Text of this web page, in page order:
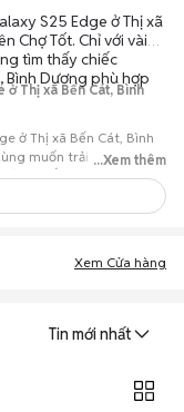
S25 Edge ở Thị xã
Chợ Tốt. Chỉ với vài
tìm thấy chiếc
Bình Dương phù hợp
ở Thị xã Bến Cát, Bình
ở Thị xã Bến Cát, Bình
muốn trải nghiệm
ra mắt.
Galaxy S25 Edge ở
thỏa thuận giá cả và
chóng khi đạt được
...Xem thêm
Xem Cửa hàng
Tin mới nhất